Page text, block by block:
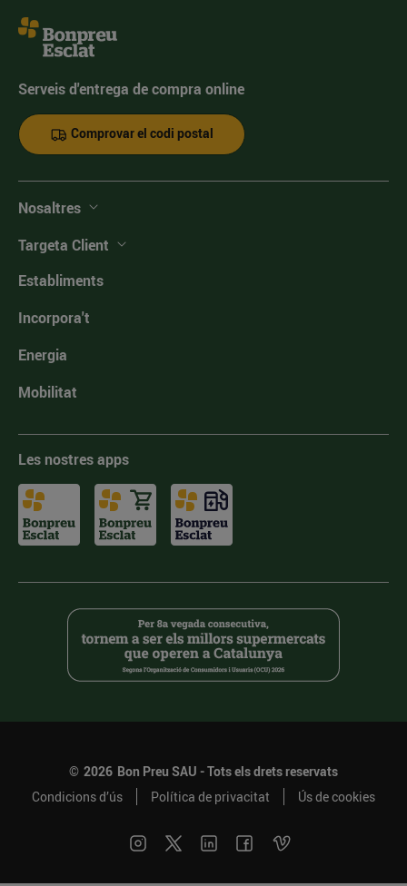
Serveis d'entrega de compra online
Comprovar el codi postal
Nosaltres
Targeta Client
Establiments
Incorpora't
Energia
Mobilitat
Les nostres apps
© 2026 Bon Preu SAU - Tots els drets reservats
Condicions d’ús
Política de privacitat Ús de cookies